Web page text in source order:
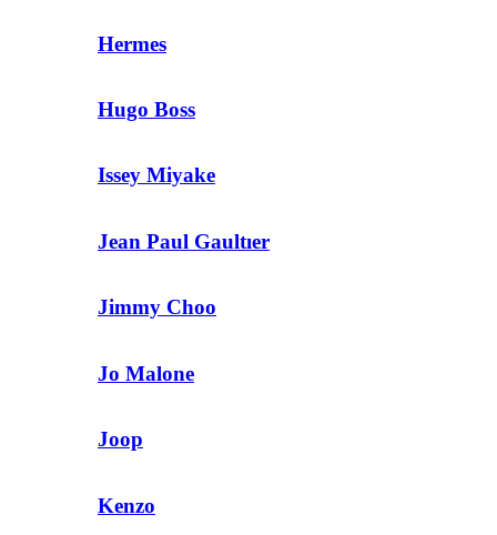
Hermes
Hugo Boss
Issey Miyake
Jean Paul Gaultıer
Jimmy Choo
Jo Malone
Joop
Kenzo